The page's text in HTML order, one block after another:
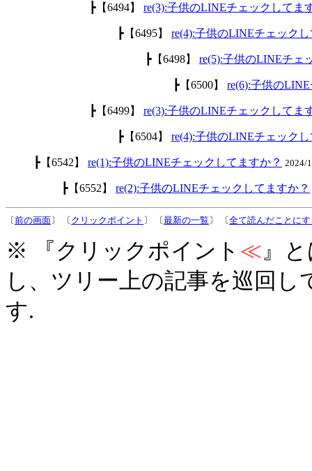
┣【6494】 re(3):子供のLINEチェックしてま
┣【6495】 re(4):子供のLINEチェック
┣【6498】 re(5):子供のLINEチェ
┣【6500】 re(6):子供の
┣【6499】 re(3):子供のLINEチェックしてま
┣【6504】 re(4):子供のLINEチェック
┣【6542】 re(1):子供のLINEチェックしてますか？ 2024/
┣【6552】 re(2):子供のLINEチェックしてますか？
〔前の画面〕 〔 クリックポイント 〕 〔最新の一覧 〕 〔全て読んだことに
※ 『クリックポイント ≪』
し、ツリー上の記事を巡回
す.